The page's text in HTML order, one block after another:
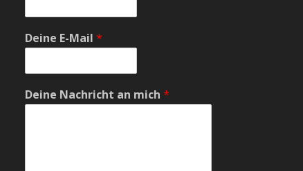
Deine E-Mail *
Deine Nachricht an mich *